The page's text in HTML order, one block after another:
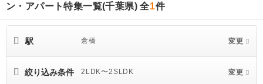
ン・アパート特集一覧(千葉県)全1件
駅 倉橋 変更
絞り込み条件 2LDK〜2SLDK 変更